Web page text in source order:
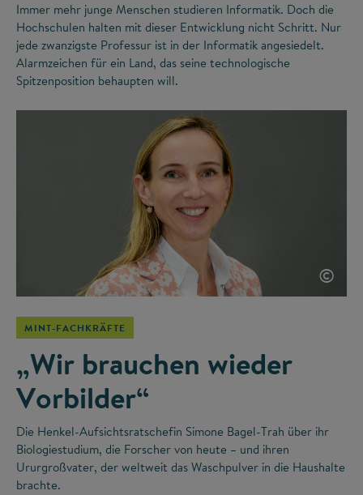
Immer mehr junge Menschen studieren Informatik. Doch die
Hochschulen halten mit dieser Entwicklung nicht Schritt. Nur
jede zwanzigste Professur ist in der Informatik angesiedelt.
Alarmzeichen für ein Land, das seine technologische
Spitzenposition behaupten will.
©
MINT-FACHKRÄFTE
„Wir brauchen wieder
Vorbilder“
Die Henkel-Aufsichtsratschefin Simone Bagel-Trah über ihr
Biologiestudium, die Forscher von heute – und ihren
Ururgroßvater, der weltweit das Waschpulver in die Haushalte
brachte.